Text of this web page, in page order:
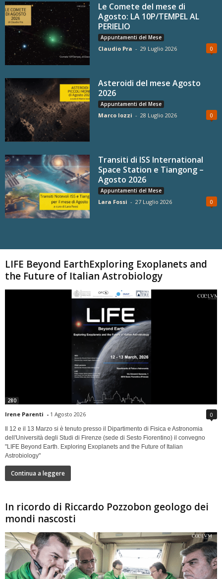
Le Comete del mese di
Agosto: LA 10P/TEMPEL AL
PERIELIO
Appuntamenti del Mese
Claudio Pra - 29 Luglio 2026 0
Asteroidi del mese Agosto
2026
Appuntamenti del Mese
Marco Iozzi - 28 Luglio 2026 0
Transiti di ISS International
Space Station e Tiangong –
Agosto 2026
Appuntamenti del Mese
Lara Fossi - 27 Luglio 2026 0
LIFE Beyond EarthExploring Exoplanets and
the Future of Italian Astrobiology
280
Irene Parenti - 1 Agosto 2026 0
Il 12 e il 13 Marzo si è tenuto presso il Dipartimento di Fisica e Astronomia
dell'Università degli Studi di Firenze (sede di Sesto Fiorentino) il convegno
"LIFE Beyond Earth. Exploring Exoplanets and the Future of Italian
Astrobiology"
Continua a leggere
In ricordo di Riccardo Pozzobon geologo dei
mondi nascosti